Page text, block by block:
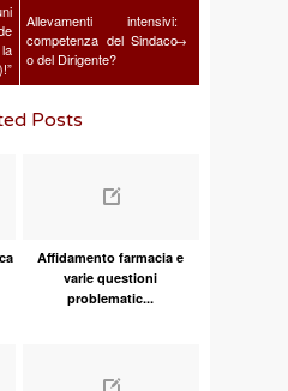
Allevamenti intensivi:
competenza del Sindaco
o del Dirigente?
→
Posts
Affidamento farmacia e
varie questioni
problematic...